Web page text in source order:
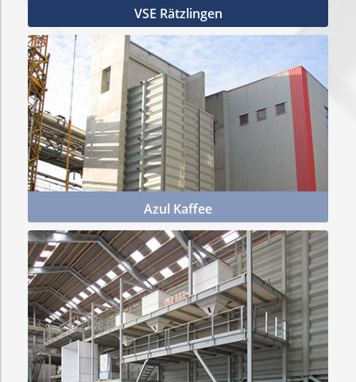
VSE Rätzlingen
Mehr Infos
Azul Kaffee
Mehr Infos